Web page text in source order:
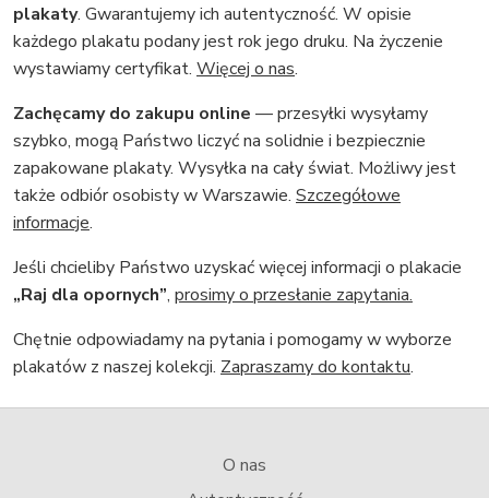
plakaty. Gwarantujemy ich autentyczność. W opisie
każdego plakatu podany jest rok jego druku. Na życzenie
wystawiamy certyfikat. Więcej o nas.
Zachęcamy do zakupu online — przesyłki wysyłamy
szybko, mogą Państwo liczyć na solidnie i bezpiecznie
zapakowane plakaty. Wysyłka na cały świat. Możliwy jest
także odbiór osobisty w Warszawie. Szczegółowe
informacje.
Jeśli chcieliby Państwo uzyskać więcej informacji o plakacie
„Raj dla opornych”, prosimy o przesłanie zapytania.
Chętnie odpowiadamy na pytania i pomogamy w wyborze
plakatów z naszej kolekcji. Zapraszamy do kontaktu.
O nas